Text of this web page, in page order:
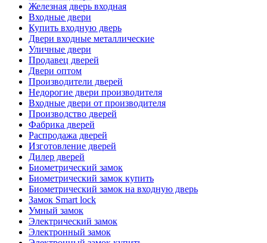
Железная дверь входная
Входные двери
Купить входную дверь
Двери входные металлические
Уличные двери
Продавец дверей
Двери оптом
Производители дверей
Недорогие двери производителя
Входные двери от производителя
Производство дверей
Фабрика дверей
Распродажа дверей
Изготовление дверей
Дилер дверей
Биометрический замок
Биометрический замок купить
Биометрический замок на входную дверь
Замок Smart lock
Умный замок
Электрический замок
Электронный замок